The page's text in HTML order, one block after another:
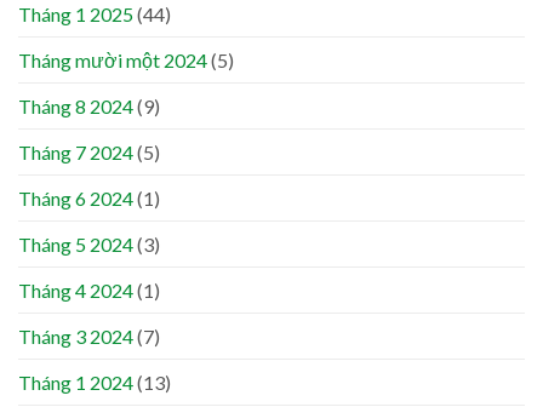
Tháng 1 2025(44)
Tháng mười một 2024(5)
Tháng 8 2024(9)
Tháng 7 2024(5)
Tháng 6 2024(1)
Tháng 5 2024(3)
Tháng 4 2024(1)
Tháng 3 2024(7)
Tháng 1 2024(13)